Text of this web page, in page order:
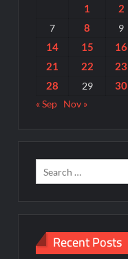
1 2
7 8 9
14
15 16
21 22 23
28
29 30
« Sep Nov »
Recent Posts